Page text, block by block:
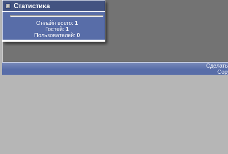
Статистика
Онлайн всего: 1
Гостей: 1
Пользователей: 0